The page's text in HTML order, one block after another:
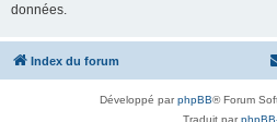
données.
Index du forum
Développé parphpBB® Forum
Traduit par